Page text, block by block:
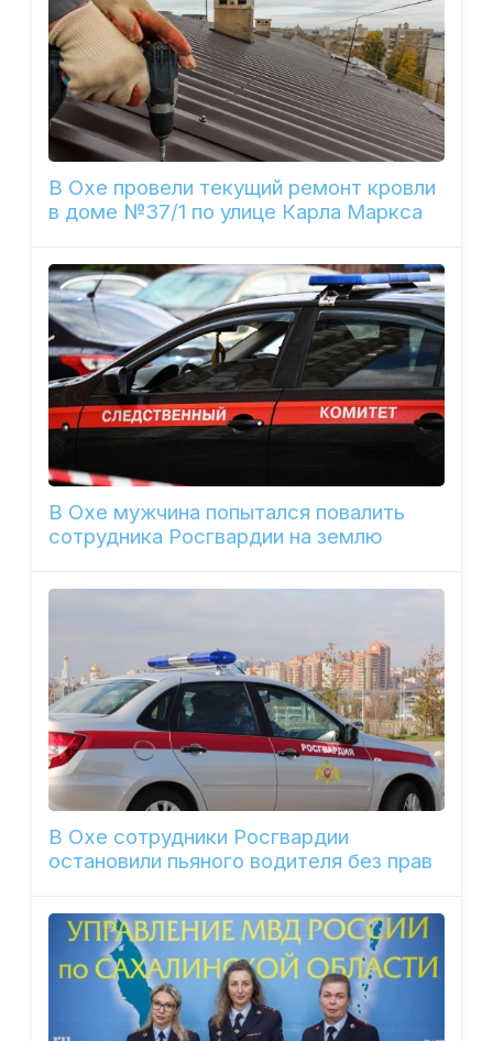
В Охе провели текущий ремонт кровли
в доме №37/1 по улице Карла Маркса
В Охе мужчина попытался повалить
сотрудника Росгвардии на землю
В Охе сотрудники Росгвардии
остановили пьяного водителя без прав